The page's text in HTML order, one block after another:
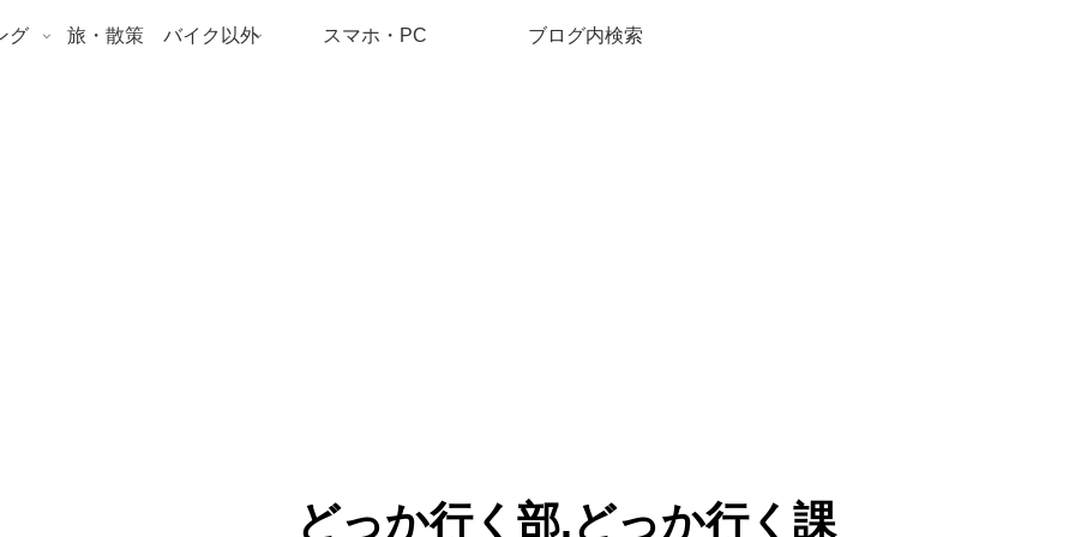
どっか行く部.どっか行く課
グ 旅・散策 バイク以外 スマホ・PC ブログ内検索